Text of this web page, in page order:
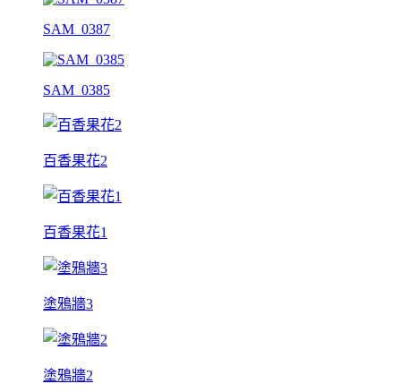
SAM_0387
SAM_0385
百香果花2
百香果花1
塗鴉牆3
塗鴉牆2